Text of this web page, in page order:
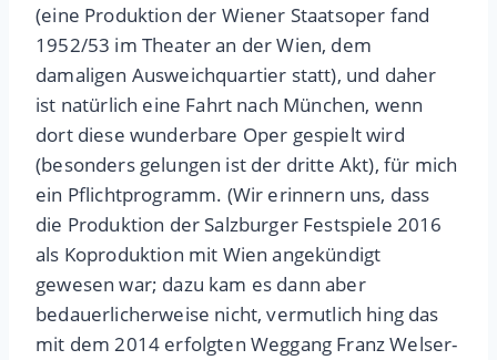
(eine Produktion der Wiener Staatsoper fand
1952/53 im Theater an der Wien, dem
damaligen Ausweichquartier statt), und daher
ist natürlich eine Fahrt nach München, wenn
dort diese wunderbare Oper gespielt wird
(besonders gelungen ist der dritte Akt), für mich
ein Pflichtprogramm. (Wir erinnern uns, dass
die Produktion der Salzburger Festspiele 2016
als Koproduktion mit Wien angekündigt
gewesen war; dazu kam es dann aber
bedauerlicherweise nicht, vermutlich hing das
mit dem 2014 erfolgten Weggang Franz Welser-